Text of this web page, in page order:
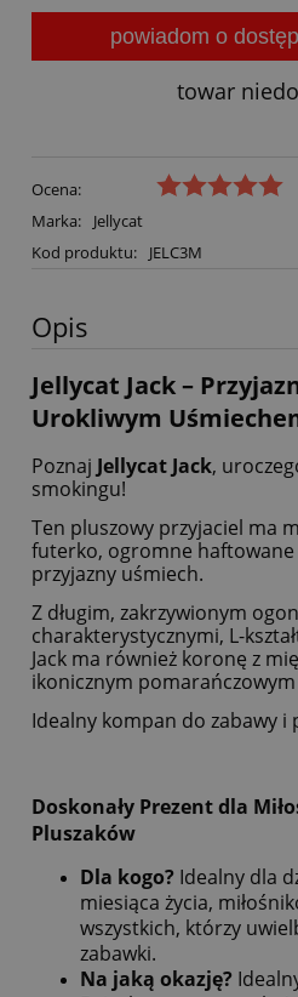
powiadom o
towar
Ocena:
Marka:
Jellycat
Kod produktu:
JELC3M
Opis
Jellycat Jack –
Urokliwym
Poznaj Jellycat Jack,
smokingu!
Ten pluszowy przyjaciel ma
futerko, ogromne haftowane
przyjazny uśmiech.
Z długim, zakrzywionym
charakterystycznymi, L-
Jack ma również koronę z
ikonicznym pomarańczowym
Idealny kompan do zabawy i
Doskonały Prezent dla
Pluszaków
Dla kogo? Idealny dla
miesiąca życia,
wszystkich, którzy
zabawki.
Na jaką okazję?